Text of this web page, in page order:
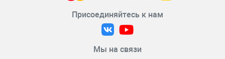
Присоединяйтесь к нам
Мы на связи